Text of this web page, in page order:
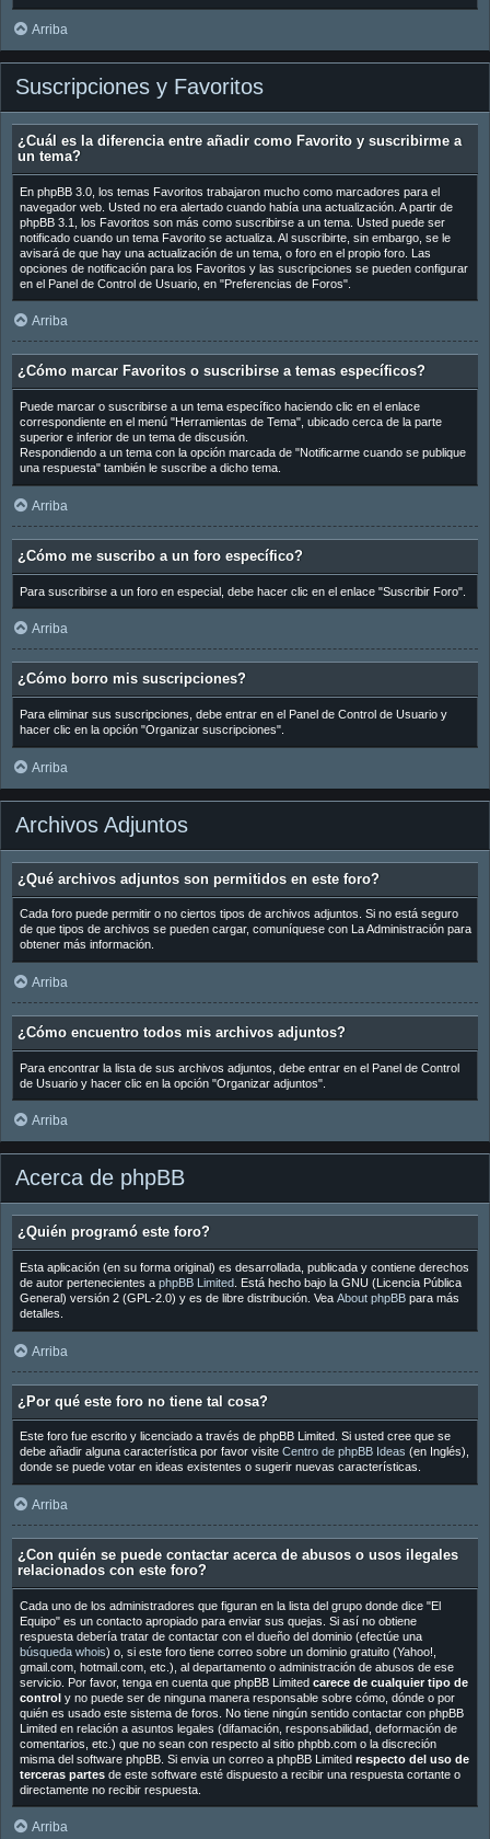
Arriba
Suscripciones y Favoritos
¿Cuál es la diferencia entre añadir como Favorito y suscribirme a
un tema?
En phpBB 3.0, los temas Favoritos trabajaron mucho como marcadores para el
navegador web. Usted no era alertado cuando había una actualización. A partir de
phpBB 3.1, los Favoritos son más como suscribirse a un tema. Usted puede ser
notificado cuando un tema Favorito se actualiza. Al suscribirte, sin embargo, se le
avisará de que hay una actualización de un tema, o foro en el propio foro. Las
opciones de notificación para los Favoritos y las suscripciones se pueden configurar
en el Panel de Control de Usuario, en "Preferencias de Foros".
Arriba
¿Cómo marcar Favoritos o suscribirse a temas específicos?
Puede marcar o suscribirse a un tema específico haciendo clic en el enlace
correspondiente en el menú "Herramientas de Tema", ubicado cerca de la parte
superior e inferior de un tema de discusión.
Respondiendo a un tema con la opción marcada de "Notificarme cuando se publique
una respuesta" también le suscribe a dicho tema.
Arriba
¿Cómo me suscribo a un foro específico?
Para suscribirse a un foro en especial, debe hacer clic en el enlace "Suscribir Foro".
Arriba
¿Cómo borro mis suscripciones?
Para eliminar sus suscripciones, debe entrar en el Panel de Control de Usuario y
hacer clic en la opción "Organizar suscripciones".
Arriba
Archivos Adjuntos
¿Qué archivos adjuntos son permitidos en este foro?
Cada foro puede permitir o no ciertos tipos de archivos adjuntos. Si no está seguro
de que tipos de archivos se pueden cargar, comuníquese con La Administración para
obtener más información.
Arriba
¿Cómo encuentro todos mis archivos adjuntos?
Para encontrar la lista de sus archivos adjuntos, debe entrar en el Panel de Control
de Usuario y hacer clic en la opción "Organizar adjuntos".
Arriba
Acerca de phpBB
¿Quién programó este foro?
Esta aplicación (en su forma original) es desarrollada, publicada y contiene derechos
de autor pertenecientes a phpBB Limited. Está hecho bajo la GNU (Licencia Pública
General) versión 2 (GPL-2.0) y es de libre distribución. Vea About phpBBpara más
detalles.
Arriba
¿Por qué este foro no tiene tal cosa?
Este foro fue escrito y licenciado a través de phpBB Limited. Si usted cree que se
debe añadir alguna característica por favor visite Centro de phpBB Ideas (en Inglés),
donde se puede votar en ideas existentes o sugerir nuevas características.
Arriba
¿Con quién se puede contactar acerca de abusos o usos ilegales
relacionados con este foro?
Cada uno de los administradores que figuran en la lista del grupo donde dice "El
Equipo" es un contacto apropiado para enviar sus quejas. Si así no obtiene
respuesta debería tratar de contactar con el dueño del dominio (efectúe una
búsqueda whois) o, si este foro tiene correo sobre un dominio gratuito (Yahoo!,
gmail.com, hotmail.com, etc.), al departamento o administración de abusos de ese
servicio. Por favor, tenga en cuenta que phpBB Limited carece de cualquier tipo de
controly no puede ser de ninguna manera responsable sobre cómo, dónde o por
quién es usado este sistema de foros. No tiene ningún sentido contactar con phpBB
Limited en relación a asuntos legales (difamación, responsabilidad, deformación de
comentarios, etc.) que no sean con respecto al sitio phpbb.com o la discreción
misma del software phpBB. Si envia un correo a phpBB Limited respecto del uso de
terceras partesde este software esté dispuesto a recibir una respuesta cortante o
directamente no recibir respuesta.
Arriba